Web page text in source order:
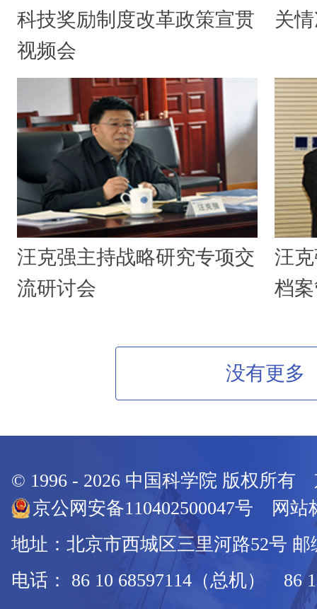
科技奖励制度改革政策宣贯
视频会
关
汪克强主持战略研究专项交
流研讨会
汪
档
没有更多
© 1996 - 2026 中国科学院 版权所有
京公网安备110402500047号 网站
地址：北京市西城区三里河路52号 邮
电话： 86 10 68597114（总机） 86